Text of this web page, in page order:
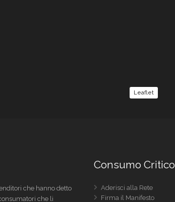
Leaflet
che hanno detto
che li
Consumo Critico
Aderisci alla Rete
Firma il Manifesto